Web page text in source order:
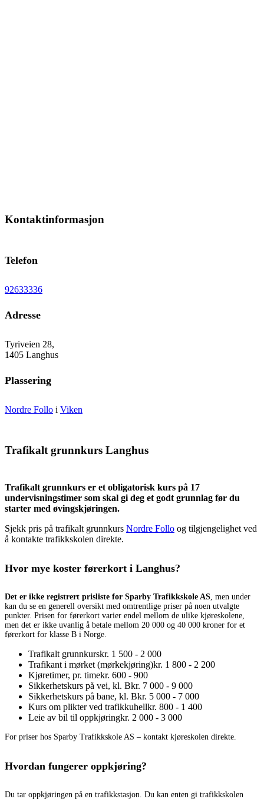
Kontaktinformasjon
Telefon
92633336
Adresse
Tyriveien 28,
1405 Langhus
Plassering
Nordre Follo i Viken
Trafikalt grunnkurs Langhus
Trafikalt grunnkurs er et obligatorisk kurs på 17
undervisningstimer som skal gi deg et godt grunnlag før du
starter med øvingskjøringen.
Sjekk pris på trafikalt grunnkurs Nordre Follo og tilgjengelighet ved
å kontakte trafikkskolen direkte.
Hvor mye koster førerkort i Langhus?
Det er ikke registrert prisliste for Sparby Trafikkskole AS, men under
kan du se en generell oversikt med omtrentlige priser på noen utvalgte
punkter. Prisen for førerkort varier endel mellom de ulike kjøreskolene,
men det er ikke uvanlig å betale mellom 20 000 og 40 000 kroner for et
førerkort for klasse B i Norge.
Trafikalt grunnkurskr. 1 500 - 2 000
Trafikant i mørket (mørkekjøring)kr. 1 800 - 2 200
Kjøretimer, pr. timekr. 600 - 900
Sikkerhetskurs på vei, kl. Bkr. 7 000 - 9 000
Sikkerhetskurs på bane, kl. Bkr. 5 000 - 7 000
Kurs om plikter ved trafikkuhellkr. 800 - 1 400
Leie av bil til oppkjøringkr. 2 000 - 3 000
For priser hos Sparby Trafikkskole AS – kontakt kjøreskolen direkte.
Hvordan fungerer oppkjøring?
Du tar oppkjøringen på en trafikkstasjon. Du kan enten gi trafikkskolen